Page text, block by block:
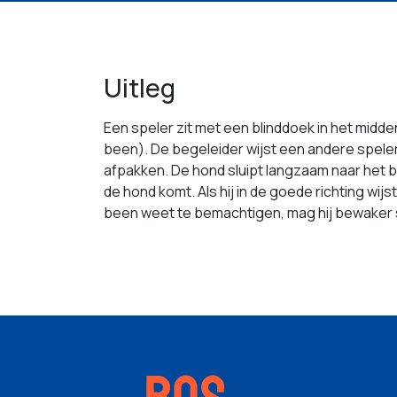
Uitleg
Een speler zit met een blinddoek in het
been). De begeleider wijst een andere
afpakken. De hond sluipt langzaam naar
de hond komt. Als hij in de goede richting
been weet te bemachtigen, mag hij bewaker